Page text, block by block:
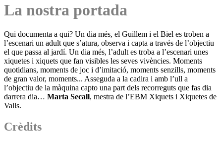
La nostra portada
Qui documenta a qui? Un dia més, el Guillem i el Biel es troben a
l’escenari un adult que s’atura, observa i capta a través de l’objectiu
el que passa al jardí. Un dia més, l’adult es troba a l’escenari unes
xiquetes i xiquets que fan visibles les seves vivències. Moments
quotidians, moments de joc i d’imitació, moments senzills, moments
de gran valor, moments... Asseguda a la cadira i amb l’ull a
l’objectiu de la màquina capto una part dels recorreguts que fas dia
darrera dia… Marta Secall, mestra de l’EBM Xiquets i Xiquetes de
Valls.
Crèdits